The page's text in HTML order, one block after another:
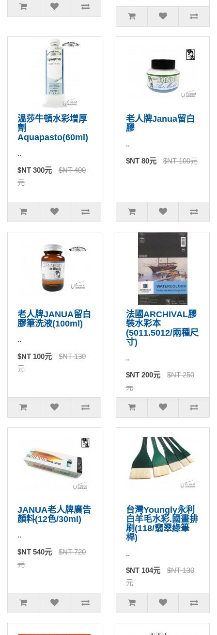
溫莎牛頓水彩增厚
劑
Aquapasto(60ml)
..
$NT 300元
$NT 400
元
老人牌Janua留白
膠
..
$NT 80元 $NT 100元
老人牌JANUA留白
膠筆洗液(100ml)
..
$NT 100元
$NT 130
元
法國ARCHIVAL膠
裝水彩本
(5011.5012/兩種尺
寸)
..
$NT 200元
$NT 250
元
JANUA老人牌廣告
顏料(12色/30ml)
..
$NT 540元
$NT 720
元
台灣Youngly永利
白羊毛水彩.國畫排
刷(118/翡翠綠筆
桿)
..
$NT 104元
$NT 130
元